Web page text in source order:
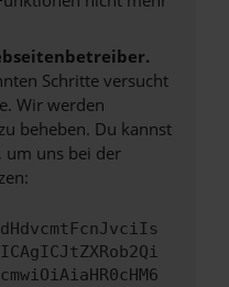
Schritte versucht
Wir werden
beheben. Du kannst
um uns bei der